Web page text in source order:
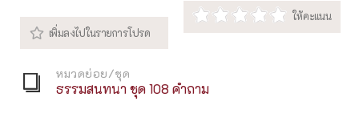
หมวดย่อย/ชุด
ธรรมสนทนา ชุด 108 คำถาม